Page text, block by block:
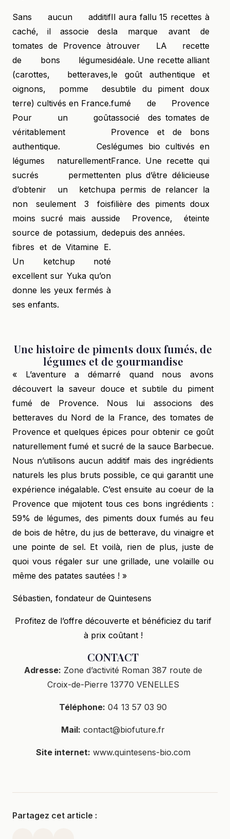
Sans aucun additif
caché, il associe des
tomates de Provence à
de bons légumes
(carottes, betteraves,
oignons, pomme de
terre) cultivés en France.
Pour un goût
véritablement
authentique. Ces
légumes naturellement
sucrés permettent
d’obtenir un ketchup
non seulement 3 fois
moins sucré mais aussi
source de potassium, de
fibres et de Vitamine E.
Un ketchup noté
excellent sur Yuka qu’on
donne les yeux fermés à
ses enfants.
Il aura fallu 15 recettes à
la marque avant de
trouver LA recette
idéale. Une recette alliant
le goût authentique et
subtile du piment doux
fumé de Provence
associé des tomates de
Provence et de bons
légumes bio cultivés en
France. Une recette qui
en plus d’être délicieuse
a permis de relancer la
filière des piments doux
de Provence, éteinte
depuis des années.
Une histoire de piments doux fumés, de
légumes et de gourmandise
« L’aventure a démarré quand nous avons
découvert la saveur douce et subtile du piment
fumé de Provence. Nous lui associons des
betteraves du Nord de la France, des tomates de
Provence et quelques épices pour obtenir ce goût
naturellement fumé et sucré de la sauce Barbecue.
Nous n’utilisons aucun additif mais des ingrédients
naturels les plus bruts possible, ce qui garantit une
expérience inégalable. C’est ensuite au coeur de la
Provence que mijotent tous ces bons ingrédients :
59% de légumes, des piments doux fumés au feu
de bois de hêtre, du jus de betterave, du vinaigre et
une pointe de sel. Et voilà, rien de plus, juste de
quoi vous régaler sur une grillade, une volaille ou
même des patates sautées ! »
Sébastien, fondateur de Quintesens
Profitez de l’offre découverte et bénéficiez du tarif
à prix coûtant !
CONTACT
Adresse: Zone d’activité Roman 387 route de
Croix-de-Pierre 13770 VENELLES
Téléphone: 04 13 57 03 90
Mail: contact@biofuture.fr
Site internet: www.quintesens-bio.com
Partagez cet article :